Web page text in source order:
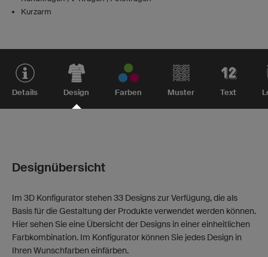
Kurzarm
Details Design Farben Muster Text
Designübersicht
Im 3D Konfigurator stehen 33 Designs zur Verfügung, die als
Basis für die Gestaltung der Produkte verwendet werden können.
Hier sehen Sie eine Übersicht der Designs in einer einheitlichen
Farbkombination. Im Konfigurator können Sie jedes Design in
Ihren Wunschfarben einfärben.